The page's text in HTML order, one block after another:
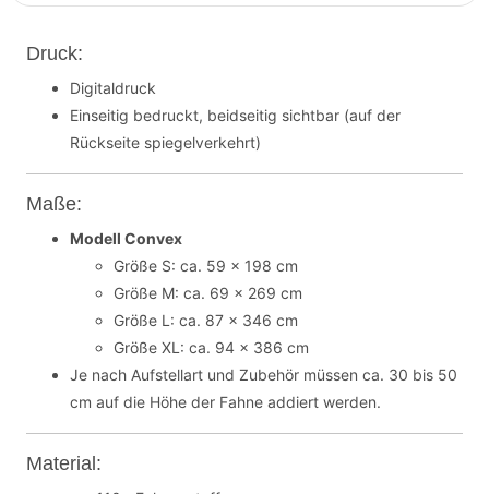
Druck:
Digitaldruck
Einseitig bedruckt, beidseitig sichtbar (auf der
Rückseite spiegelverkehrt)
Maße:
Modell Convex
Größe S: ca. 59 x 198 cm
Größe M: ca. 69 x 269 cm
Größe L: ca. 87 x 346 cm
Größe XL: ca. 94 x 386 cm
Je nach Aufstellart und Zubehör müssen ca. 30 bis 50
cm auf die Höhe der Fahne addiert werden.
Material: